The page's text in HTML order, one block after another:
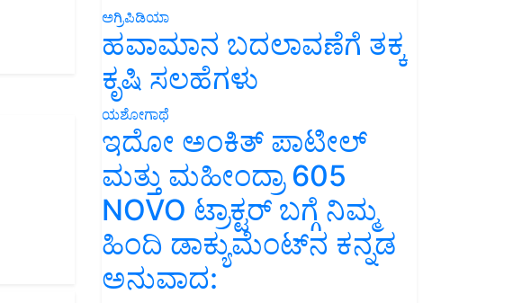
ಅಗ್ರಿಪಿಡಿಯಾ
ಹವಾಮಾನ ಬದಲಾವಣೆಗೆ ತಕ್ಕ
ಕೃಷಿ ಸಲಹೆಗಳು
ಯಶೋಗಾಥೆ
ಇದೋ ಅಂಕಿತ್ ಪಾಟೀಲ್
ಮತ್ತು ಮಹೀಂದ್ರಾ 605
NOVO ಟ್ರಾಕ್ಟರ್ ಬಗ್ಗೆ ನಿಮ್ಮ
ಹಿಂದಿ ಡಾಕ್ಯುಮೆಂಟ್‌ನ ಕನ್ನಡ
ಅನುವಾದ: